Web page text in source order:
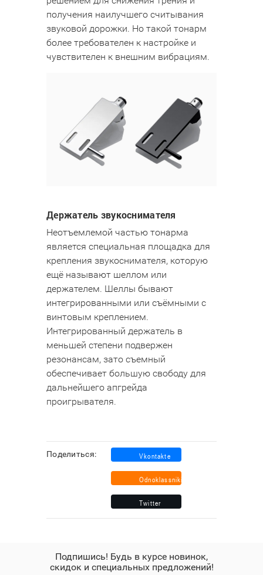
получения наилучшего считывания
звуковой дорожки. Но такой тонарм
более требователен к настройке и
чувствителен к внешним вибрациям.
Держатель звукоснимателя
Неотъемлемой частью тонарма
является специальная площадка для
крепления звукоснимателя, которую
ещё называют шеллом или
держателем. Шеллы бывают
интегрированными или съёмными с
винтовым креплением.
Интегрированный держатель в
меньшей степени подвержен
резонансам, зато съемный
обеспечивает большую свободу для
дальнейшего апгрейда
проигрывателя.
Поделиться:
Подпишись! Будь в курсе новинок,
скидок и специальных предложений!